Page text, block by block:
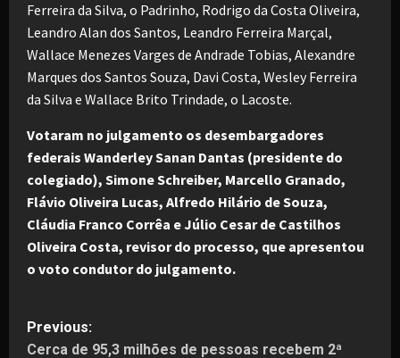
Ferreira da Silva, o Padrinho, Rodrigo da Costa Oliveira,
Leandro Alan dos Santos, Leandro Ferreira Marçal,
Wallace Menezes Varges de Andrade Tobias, Alexandre
Marques dos Santos Souza, Davi Costa, Wesley Ferreira
da Silva e Wallace Brito Trindade, o Lacoste.
Votaram no julgamento os desembargadores
federais Wanderley Sanan Dantas (presidente do
colegiado), Simone Schreiber, Marcello Granado,
Flávio Oliveira Lucas, Alfredo Hilário de Souza,
Cláudia Franco Corrêa e Júlio Cesar de Castilhos
Oliveira Costa, revisor do processo, que apresentou
o voto condutor do julgamento.
P
Previous:
Cerca de 95,3 milhões de pessoas recebem 2ª